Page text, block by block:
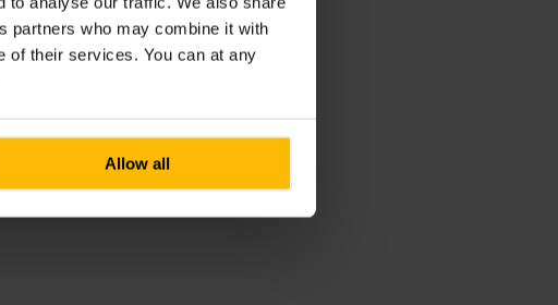
partners who may combine it with
of their services. You can at any
Allow all